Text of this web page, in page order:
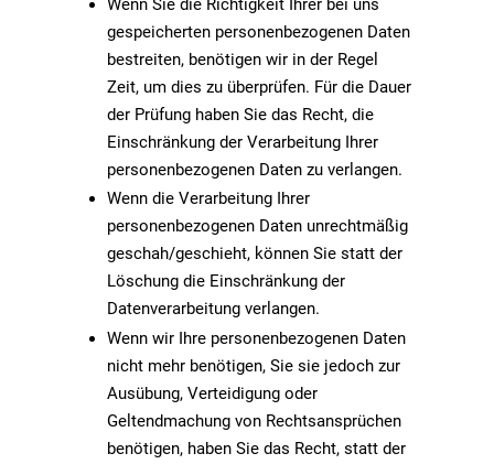
gespeicherten personenbezogenen Daten
bestreiten, benötigen wir in der Regel
Zeit, um dies zu überprüfen. Für die Dauer
der Prüfung haben Sie das Recht, die
Einschränkung der Verarbeitung Ihrer
personenbezogenen Daten zu verlangen.
Wenn die Verarbeitung Ihrer
personenbezogenen Daten unrechtmäßig
geschah/geschieht, können Sie statt der
Löschung die Einschränkung der
Datenverarbeitung verlangen.
Wenn wir Ihre personenbezogenen Daten
nicht mehr benötigen, Sie sie jedoch zur
Ausübung, Verteidigung oder
Geltendmachung von Rechtsansprüchen
benötigen, haben Sie das Recht, statt der